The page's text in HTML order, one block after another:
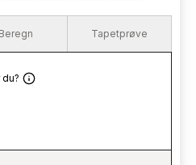
Beregn Tapetprøve